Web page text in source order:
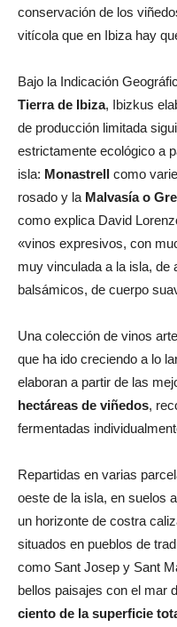
conservación de los
vitícola que en Ibiza hay
Bajo la Indicación
Tierra de Ibiza, Ibizkus
de producción limitada
estrictamente ecológico a
isla: Monastrell como
rosado y la Malvasía o
como explica David
«vinos expresivos, con
muy vinculada a la isla,
balsámicos, de cuerpo
Una colección de vinos
que ha ido creciendo a lo
elaboran a partir de las
hectáreas de viñedos,
fermentadas
Repartidas en varias
oeste de la isla, en suelos
un horizonte de costra
situados en pueblos de
como Sant Josep y Sant
bellos paisajes con el mar
ciento de la superficie